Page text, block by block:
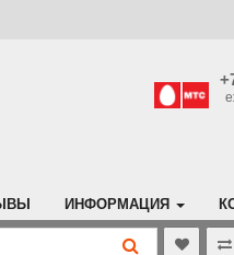
ИНФОРМАЦИЯ